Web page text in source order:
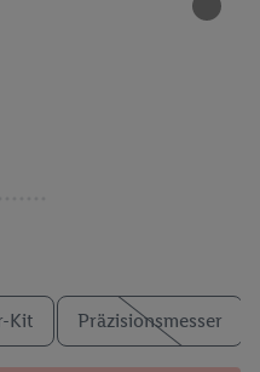
Kit Präzisionsmesser